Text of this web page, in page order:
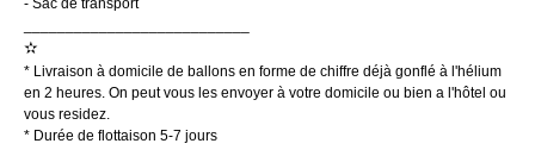
- Sac de transport
✫
* Livraison à domicile de ballons en forme de chiffre déjà gonflé à l'hélium
en 2 heures. On peut vous les envoyer à votre domicile ou bien a l'hôtel ou
vous residez.
* Durée de flottaison 5-7 jours